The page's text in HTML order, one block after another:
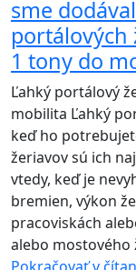
sme
portálových
1 tony do
Ľahký portálový
mobilita Ľahký
keď ho
žeriavov sú ich
vtedy, keď je
bremien, výkon
pracoviskách
alebo mostového